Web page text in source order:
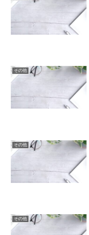
その他
その他
その他